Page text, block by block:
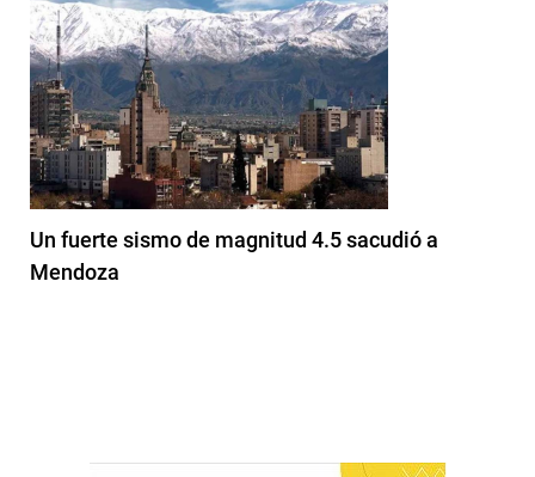
Un fuerte sismo de magnitud 4.5 sacudió a
Mendoza